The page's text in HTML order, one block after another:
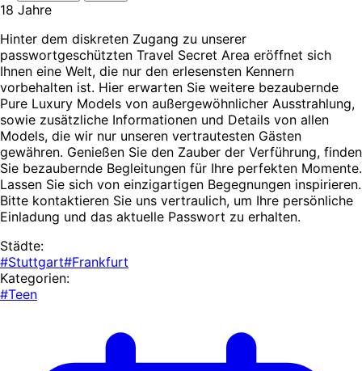
18 Jahre
Hinter dem diskreten Zugang zu unserer
passwortgeschützten Travel Secret Area eröffnet sich
Ihnen eine Welt, die nur den erlesensten Kennern
vorbehalten ist. Hier erwarten Sie weitere bezaubernde
Pure Luxury Models von außergewöhnlicher Ausstrahlung,
sowie zusätzliche Informationen und Details von allen
Models, die wir nur unseren vertrautesten Gästen
gewähren. Genießen Sie den Zauber der Verführung, finden
Sie bezaubernde Begleitungen für Ihre perfekten Momente.
Lassen Sie sich von einzigartigen Begegnungen inspirieren.
Bitte kontaktieren Sie uns vertraulich, um Ihre persönliche
Einladung und das aktuelle Passwort zu erhalten.
Städte:
#Stuttgart#Frankfurt
Kategorien:
#Teen